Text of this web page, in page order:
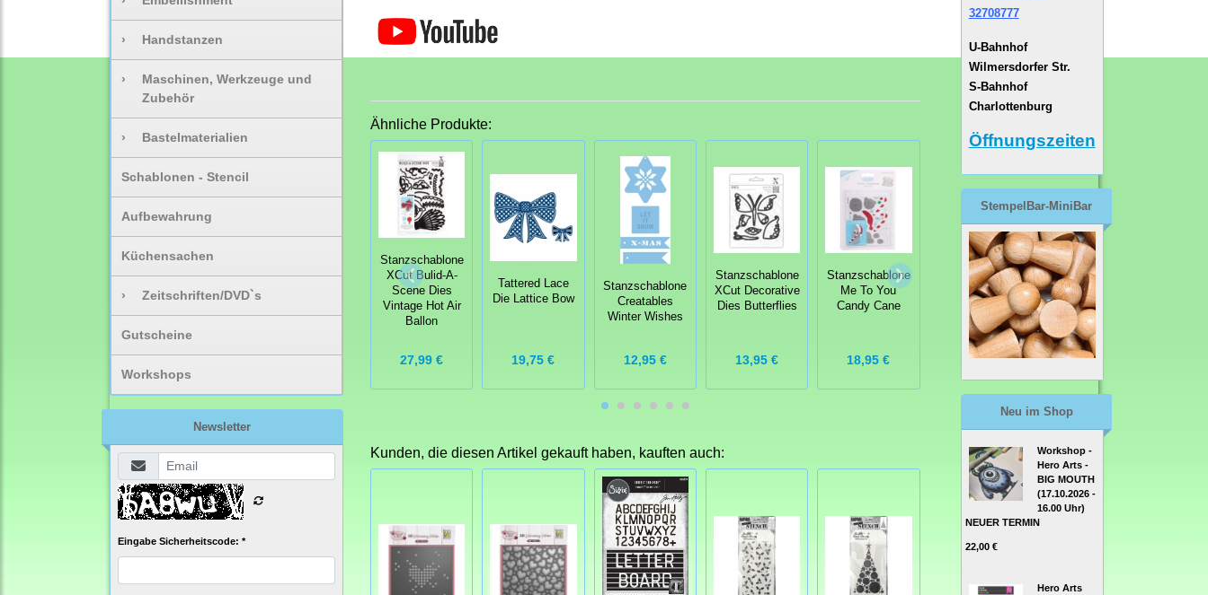
› Handstanzen
›
Maschinen, Werkzeuge und
Zubehör
› Bastelmaterialien
Schablonen - Stencil
Aufbewahrung
Küchensachen
› Zeitschriften/DVD`s
Gutscheine
Workshops
Newsletter
Eingabe Sicherheitscode: *
Ähnliche Produkte:
Stanzschablone
XCut Bulid-A-
Scene Dies
Vintage Hot Air
Ballon
27,99 €
Tattered Lace
Die Lattice Bow
19,75 €
Stanzschablone
Creatables
Winter Wishes
12,95 €
Stanzschablone
XCut Decorative
Dies Butterflies
13,95 €
Stanzschablone
Me To You
Candy Cane
18,95 €
Collectables
Home Sweet
Home
8,95 €7,16 €
Stanzschablone
Craftables
Rosenkorb
9,95 €
Kunden, die diesen Artikel gekauft haben, kauften auch:
32708777
U-Bahnhof
Wilmersdorfer Str.
S-Bahnhof
Charlottenburg
Öffnungszeiten
StempelBar-MiniBar
Neu im Shop
Workshop -
Hero Arts -
BIG MOUTH
(17.10.2026 -
16.00 Uhr)
NEUER TERMIN
22,00 €
Hero Arts